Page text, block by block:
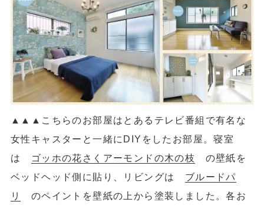
▲ ▲ ▲こちらのお部屋はとあるテレビ番組で有名な
女性キャスターと一緒にDIYをしたお部屋。寝室
は
ゴッホの花さくアーモンドの木の枝
の壁紙を
ベッドヘッド側に貼り、リビングは ブルードパ
リ
のペイントを壁紙の上から塗装しました。各お